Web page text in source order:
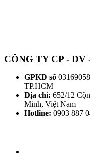
CÔNG TY CP -
GPKD số
TP.HCM
Địa chỉ: 652/12
Minh, Việt Nam
Hotline: 0903 887